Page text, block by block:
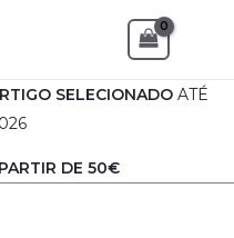
SELECIONADO ATÉ
DE 50€